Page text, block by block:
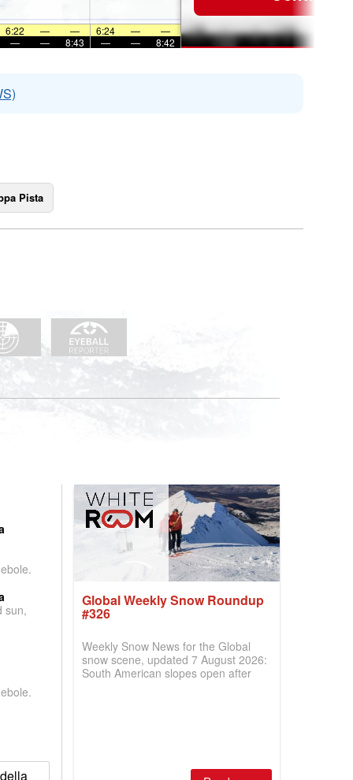
6:22 — — 6:24 —
—
— — 8:43 — — 8:42
Pista
sun,
Global Weekly Snow Roundup
#326
Weekly Snow News for the Global
snow scene, updated 7 August 2026:
South American slopes open after